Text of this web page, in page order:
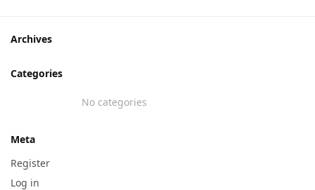
Archives
Categories
No categories
Meta
Register
Log in